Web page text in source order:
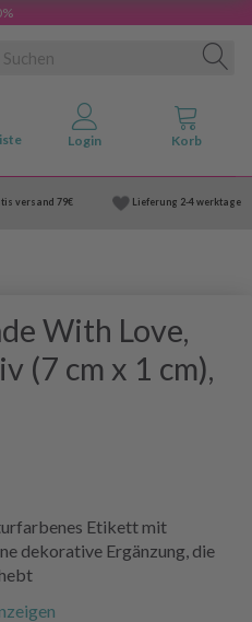
versand 79€ Lieferung 2-4 werktage
With Love,
(7 cm x 1 cm),
Etikett mit
dekorative Ergänzung, die